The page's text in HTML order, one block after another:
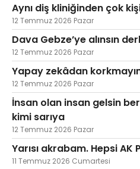
Aynı diş kliniğinden çok
12 Temmuz 2026 Pazar
Dava Gebze’ye alınsın
12 Temmuz 2026 Pazar
Yapay zekâdan
12 Temmuz 2026 Pazar
İnsan olan insan gelsin
kimi sarıya
12 Temmuz 2026 Pazar
Yarısı akrabam. Hepsi
11 Temmuz 2026 Cumartesi